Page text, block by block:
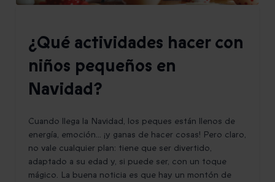
¿Qué actividades hacer con
niños pequeños en
Navidad?
Cuando llega la Navidad, los peques están llenos de
energía, emoción... ¡y ganas de hacer cosas! Pero claro,
no vale cualquier plan: tiene que ser divertido,
adaptado a su edad y, si puede ser, con un toque
mágico. La buena noticia es que hay un montón de